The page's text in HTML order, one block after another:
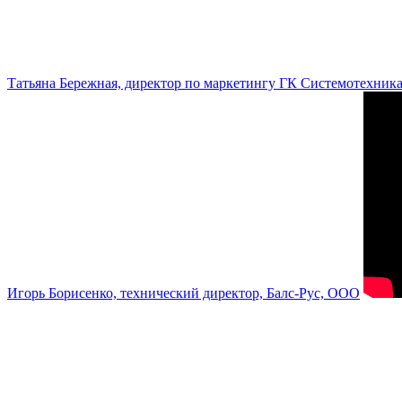
Татьяна Бережная, директор по маркетингу ГК Системотехника
Игорь Борисенко, технический директор, Балс-Рус, ООО